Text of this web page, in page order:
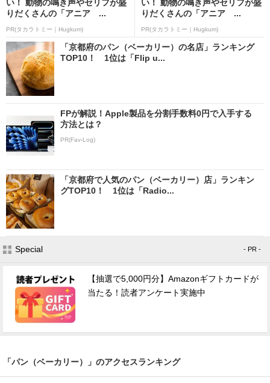
い！ 動物の鳴き声やセリフが盛
りだくさんの「アニア ...
PR(タカラトミー｜Hugkum)
い！ 動物の鳴き声やセリフが盛
りだくさんの「アニア ...
PR(タカラトミー｜Hugkum)
「京都府のパン（ベーカリー）の名店」ランキング
TOP10！ 1位は「Flip u...
FPが解説！Apple製品を分割手数料0円で入手する
方法とは？
PR(Fav-Log)
「京都府で人気のパン（ベーカリー）店」ランキン
グTOP10！ 1位は「Radio...
Special - PR -
【抽選で5,000円分】Amazonギフトカードが
当たる！読者アンケート実施中
「パン（ベーカリー）」のアクセスランキング